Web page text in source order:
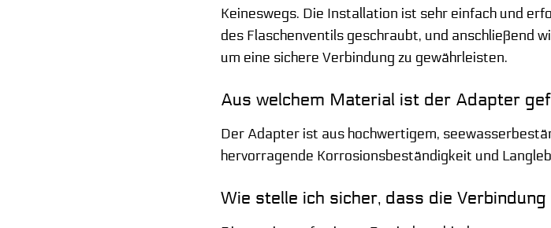
Keineswegs. Die Installation ist sehr einfach und
des Flaschenventils geschraubt, und anschließend
um eine sichere Verbindung zu gewährleisten.
Aus welchem Material ist der Adapter
Der Adapter ist aus hochwertigem,
hervorragende Korrosionsbeständigkeit und
Wie stelle ich sicher, dass die